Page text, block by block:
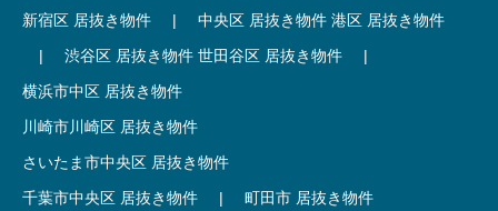
新宿区 居抜き物件
| 中央区 居抜き物件 港区 居抜き物件
|
渋谷区 居抜き物件 世田谷区 居抜き物件
|
横浜市中区 居抜き物件
川崎市川崎区 居抜き物件
さいたま市中央区 居抜き物件
千葉市中央区 居抜き物件
|
町田市 居抜き物件